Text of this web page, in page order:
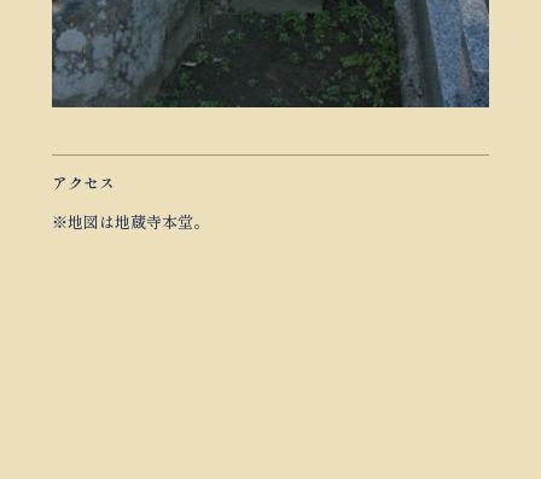
アクセス
※地図は地蔵寺本堂。